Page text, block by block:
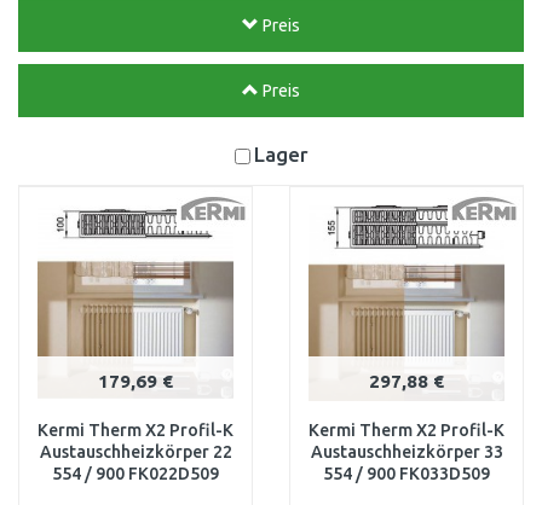
Preis
Preis
Lager
179,69 €
Kermi Therm X2 Profil-K
Austauschheizkörper 22
554 / 900 FK022D509
297,88 €
Kermi Therm X2 Profil-K
Austauschheizkörper 33
554 / 900 FK033D509